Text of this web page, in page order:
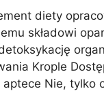
diety
składowi
Krople
Nie,